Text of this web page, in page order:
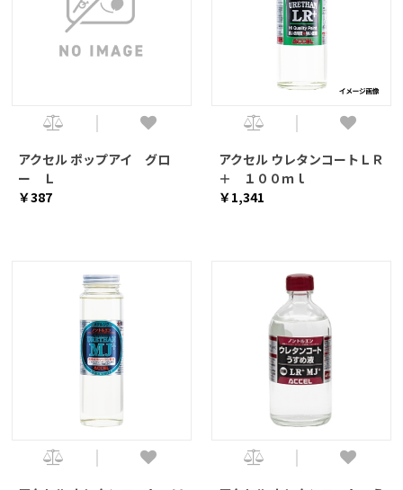
アクセル ポップアイ グロ
ー Ｌ
￥387
アクセル ウレタンコートＬＲ
＋ １００ｍｌ
￥1,341